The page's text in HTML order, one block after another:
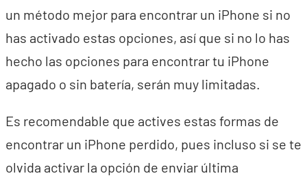
un método mejor para encontrar un iPhone si no
has activado estas opciones, así que si no lo has
hecho las opciones para encontrar tu iPhone
apagado o sin batería, serán muy limitadas.
Es recomendable que actives estas formas de
encontrar un iPhone perdido, pues incluso si se te
olvida activar la opción de enviar última